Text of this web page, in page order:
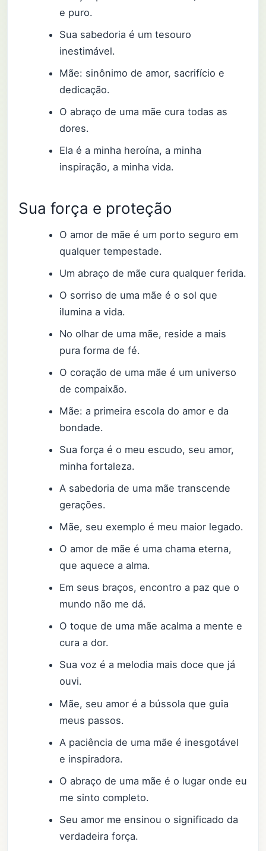
e puro.
Sua sabedoria é um tesouro
inestimável.
Mãe: sinônimo de amor, sacrifício e
dedicação.
O abraço de uma mãe cura todas as
dores.
Ela é a minha heroína, a minha
inspiração, a minha vida.
Sua força e proteção
O amor de mãe é um porto seguro em
qualquer tempestade.
Um abraço de mãe cura qualquer ferida.
O sorriso de uma mãe é o sol que
ilumina a vida.
No olhar de uma mãe, reside a mais
pura forma de fé.
O coração de uma mãe é um universo
de compaixão.
Mãe: a primeira escola do amor e da
bondade.
Sua força é o meu escudo, seu amor,
minha fortaleza.
A sabedoria de uma mãe transcende
gerações.
Mãe, seu exemplo é meu maior legado.
O amor de mãe é uma chama eterna,
que aquece a alma.
Em seus braços, encontro a paz que o
mundo não me dá.
O toque de uma mãe acalma a mente e
cura a dor.
Sua voz é a melodia mais doce que já
ouvi.
Mãe, seu amor é a bússola que guia
meus passos.
A paciência de uma mãe é inesgotável
e inspiradora.
O abraço de uma mãe é o lugar onde eu
me sinto completo.
Seu amor me ensinou o significado da
verdadeira força.